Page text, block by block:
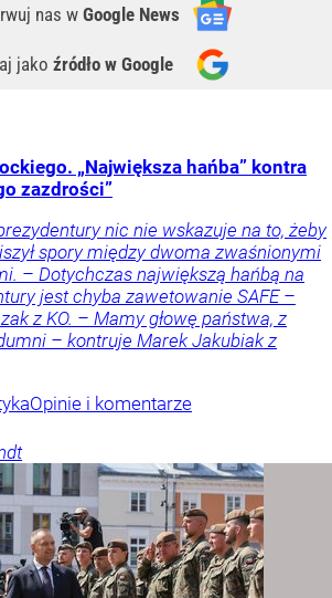
nas w Google News
jako źródło w Google
„Największa hańba” kontra
zazdrości”
nic nie wskazuje na to, żeby
spory między dwoma zwaśnionymi
– Dotychczas największą hańbą na
jest chyba zawetowanie SAFE –
z KO. – Mamy głowę państwa, z
– kontruje Marek Jakubiak z
Opinie i komentarze